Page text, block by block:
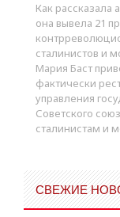
Как рассказала
она вывела 21
сталинистов и
Мария Баст
фактически
управления
Советского
сталинистам и
СВЕЖИЕ